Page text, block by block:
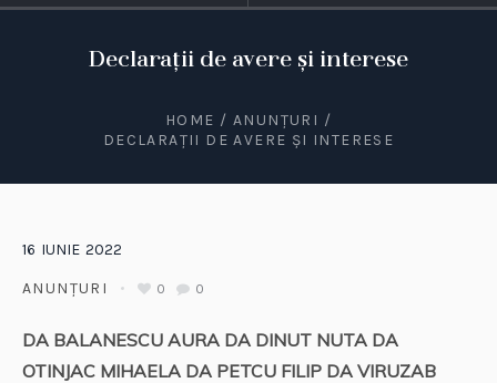
Declarații de avere și interese
HOME / ANUNȚURI /
DECLARAȚII DE AVERE ȘI INTERESE
16 IUNIE 2022
ANUNȚURI 0 0
DA BALANESCU AURA DA DINUT NUTA DA
OTINJAC MIHAELA DA PETCU FILIP DA VIRUZAB